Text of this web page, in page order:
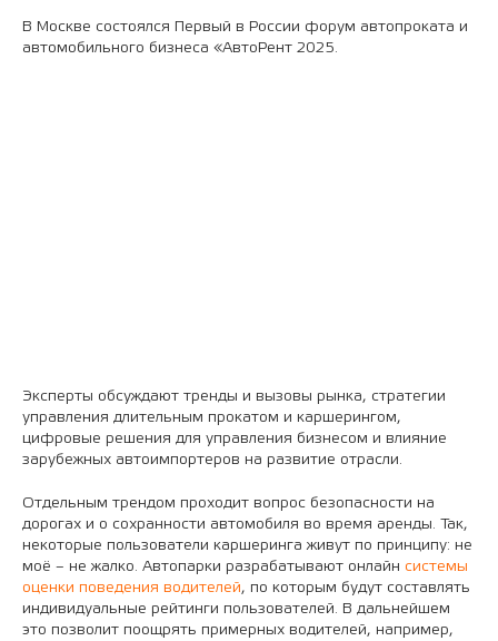
В Москве состоялся Первый в России форум автопроката и
автомобильного бизнеса «АвтоРент 2025.
Эксперты обсуждают тренды и вызовы рынка, стратегии
управления длительным прокатом и каршерингом,
цифровые решения для управления бизнесом и влияние
зарубежных автоимпортеров на развитие отрасли.
Отдельным трендом проходит вопрос безопасности на
дорогах и о сохранности автомобиля во время аренды. Так,
некоторые пользователи каршеринга живут по принципу: не
моё – не жалко. Автопарки разрабатывают онлайн системы
оценки поведения водителей, по которым будут составлять
индивидуальные рейтинги пользователей. В дальнейшем
это позволит поощрять примерных водителей, например,